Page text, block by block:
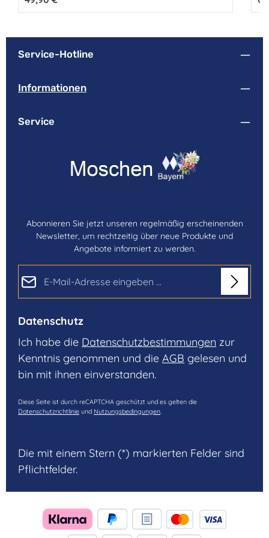
Service-Hotline
Informationen
Service
Abonnieren Sie jetzt unseren regelmäßig erscheinenden
Newsletter, um rechtzeitig über neue Produkte und
Angebote informiert zu werden.
Datenschutz
Ich habe die Datenschutzbestimmungen zur
Kenntnis genommen und die AGB gelesen und
bin mit ihnen einverstanden.
Diese Seite ist durch reCAPTCHA geschützt und es gelten die
Datenschutzrichtlinie und Nutzungsbedingungen.
Die mit einem Stern (*) markierten Felder sind
Pflichtfelder.